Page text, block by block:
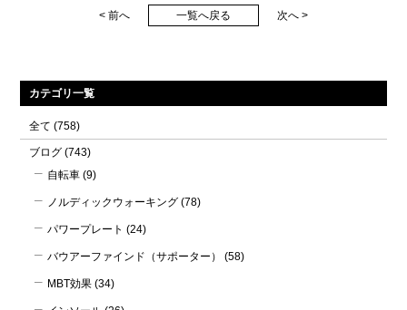
< 前へ 一覧へ戻る 次へ >
カテゴリ一覧
全て (758)
ブログ (743)
自転車 (9)
ノルディックウォーキング (78)
パワープレート (24)
バウアーファインド（サポーター） (58)
MBT効果 (34)